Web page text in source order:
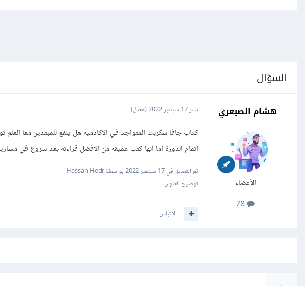
السؤال
هشام الصيعري
الأعضاء
نشر17 سبتمبر 2022 (معدل)
كتاب جافا سكربت المتواجد في الاكادميه هل ينفع للمبتدين معا
اتمام الدورة اما انها كتب عميقه من الافضل قراءته بعد شروع في
تم التعديل في17 سبتمبر 2022
بواسطة Hassan Hedr
توضيح العنوان
اقتباس